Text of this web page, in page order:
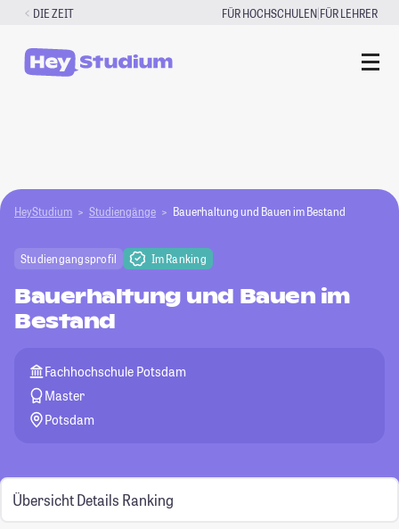
Zum
springen
DIE ZEIT FÜR HOCHSCHULEN|FÜR LEHRER
HeyStudium Studiengänge Bauerhaltung und Bauen im Bestand
Studiengangsprofil Im Ranking
Bauerhaltung und Bauen im
Bestand
Fachhochschule Potsdam
Master
Potsdam
Übersicht Details Ranking